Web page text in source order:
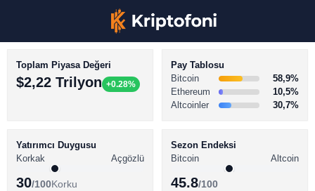
BİTCOİN HABERLERİ
ALTCOİN HABERLERİ
Toplam Piyasa Değeri
$2,22 Trilyon +0.28%
Pay Tablosu
Bitcoin
58,9%
Ethereum
10,5%
Altcoinler
30,7%
Yatırımcı Duygusu
Korkak
Açgözlü
30/100Korku
Sezon Endeksi
Bitcoin
Altcoin
45.8/100